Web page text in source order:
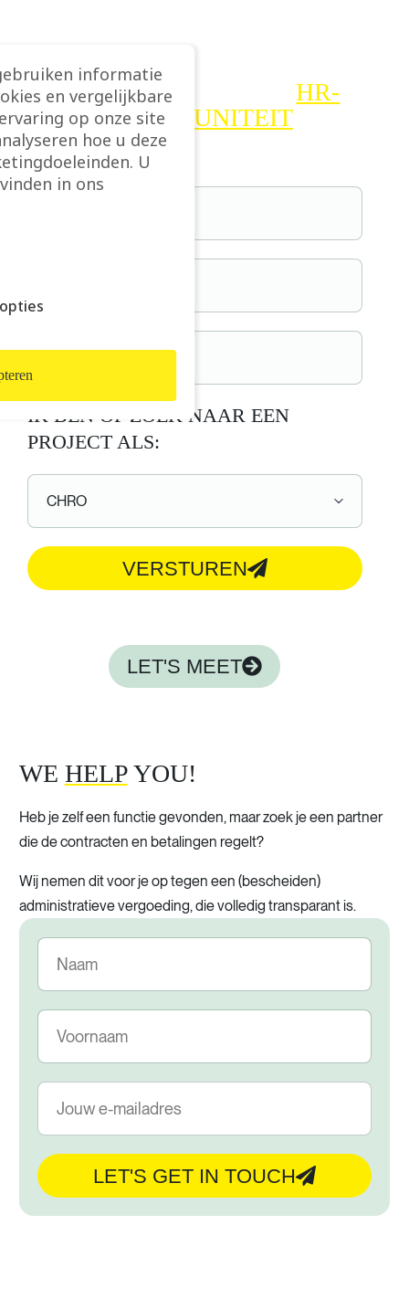
IK ZOEK EEN VASTEHR-
OPPORTUNITEIT
IK BEN OP ZOEK NAAR EEN
PROJECT ALS:
VERSTUREN
LET'S MEET
WE HELPYOU!
Heb je zelf een functie gevonden, maar zoek je een partner
die de contracten en betalingen regelt?
Wij nemen dit voor je op tegen een (bescheiden)
administratieve vergoeding, die volledig transparant is.
LET'S GET IN TOUCH
informatie
en vergelijkbare
op onze site
hoe u deze
U
in ons